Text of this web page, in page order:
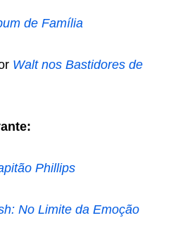
de Família
Walt nos Bastidores de
Phillips
No Limite da Emoção